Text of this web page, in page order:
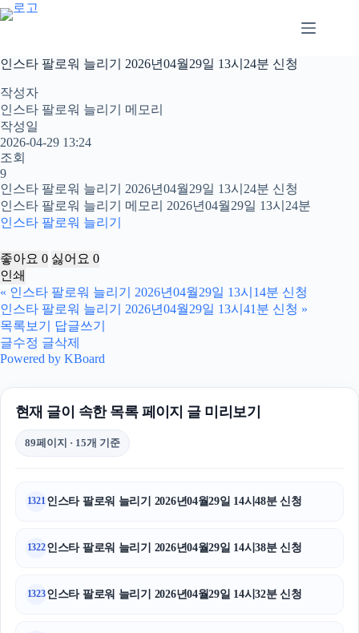
본
문
로
건
너
뛰
기
인스타 팔로워 늘리기 2026년04월29일 13시24분 신청
작성자
인스타 팔로워 늘리기 메모리
작성일
2026-04-29 13:24
조회
9
인스타 팔로워 늘리기 2026년04월29일 13시24분 신청
인스타 팔로워 늘리기 메모리 2026년04월29일 13시24분
인스타 팔로워 늘리기
좋아요 0 싫어요 0
인쇄
« 인스타 팔로워 늘리기 2026년04월29일 13시14분 신청
인스타 팔로워 늘리기 2026년04월29일 13시41분 신청 »
목록보기
답글쓰기
글수정 글삭제
Powered by KBoard
현재 글이 속한 목록 페이지 글 미리보기
89페이지 · 15개 기준
1321인스타 팔로워 늘리기 2026년04월29일 14시48분 신청
1322인스타 팔로워 늘리기 2026년04월29일 14시38분 신청
1323인스타 팔로워 늘리기 2026년04월29일 14시32분 신청